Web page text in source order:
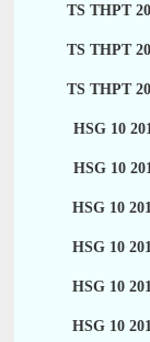
TS THPT
TS THPT
TS THPT
HSG 10
HSG 10
HSG 10
HSG 10
HSG 10
HSG 10